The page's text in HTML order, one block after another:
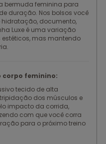
bermuda feminina para
duração. Nos bolsos você
hidratação, documento,
Luxe é uma variação
estéticos, mas mantendo
corpo feminino:
tecido de alta
dos músculos e
impacto da corrida,
com que você corra
para o próximo treino